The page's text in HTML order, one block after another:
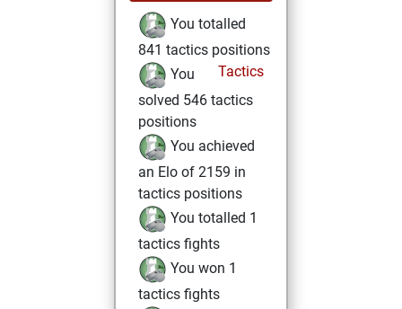
You totalled
841 tactics positions
Tactics
You
solved 546 tactics
positions
You achieved
an Elo of 2159 in
tactics positions
You totalled 1
tactics fights
You won 1
tactics fights